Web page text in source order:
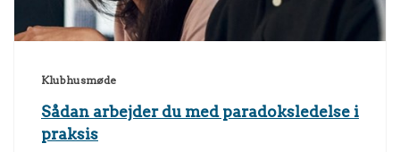
Klubhusmøde
Sådan arbejder du med paradoksledelse i
praksis